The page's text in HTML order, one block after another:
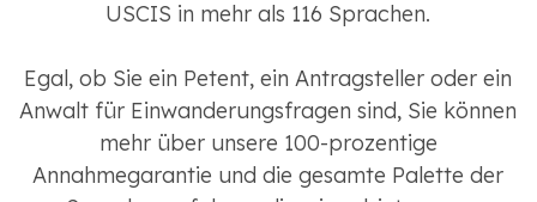
USCIS in mehr als 116 Sprachen.
Egal, ob Sie ein Petent, ein Antragsteller oder ein
Anwalt für Einwanderungsfragen sind, Sie können
mehr über unsere 100-prozentige
Annahmegarantie und die gesamte Palette der